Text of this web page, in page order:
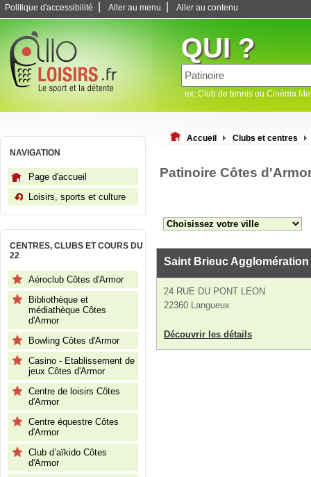
Politique d'accessibilité Aller au menu Aller au contenu
QUI ?
ex: Club de tennis ou Cinéma
NAVIGATION
Page d'accueil
Loisirs, sports et culture
CENTRES, CLUBS ET COURS DU
22
Aéroclub Côtes d'Armor
Bibliothèque et
médiathèque Côtes
d'Armor
Bowling Côtes d'Armor
Casino - Etablissement de
jeux Côtes d'Armor
Centre de loisirs Côtes
d'Armor
Centre équestre Côtes
d'Armor
Club d’aïkido Côtes
d'Armor
Accueil Clubs et centres
Patinoire Côtes
Saint Brieuc Agglomération
24 RUE DU PONT LEON
22360 Langueux
Découvrir les détails